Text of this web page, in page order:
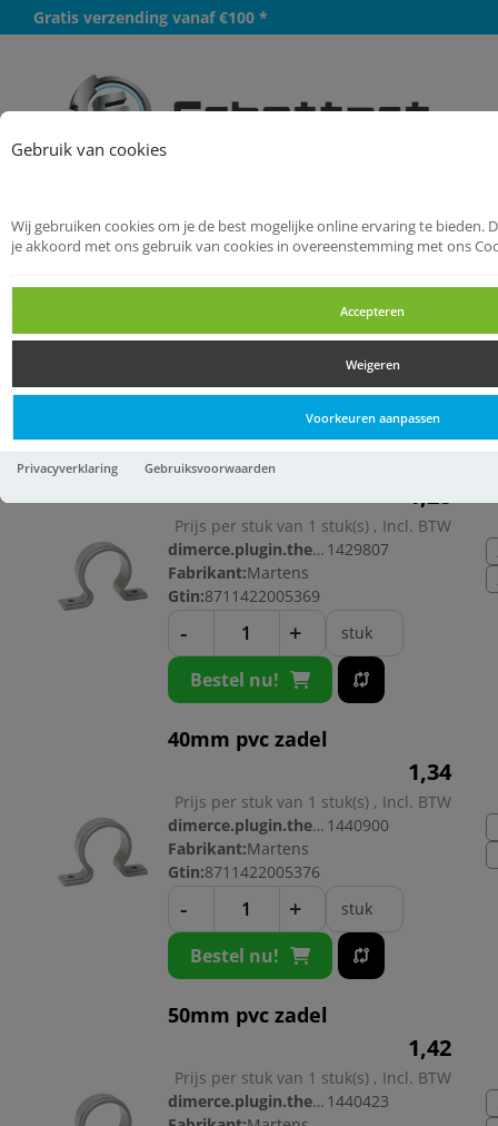
Gebruik van cookies
Wij gebruiken cookies om je de best mogelijke online ervaring te bieden.
je akkoord met ons gebruik van cookies in overeenstemming met ons
Accepteren
Weigeren
Voorkeuren aanpassen
Privacyverklaring Gebruiksvoorwaarden
Gratis verzending vanaf €100 *
Startpagina
Elektra
Zadels
Zadels
32mm pvc zadel
1,28
Prijs per stuk van 1 stuk(s) , Incl. BTW
dimerce.plugin.theme.productnr: 1429807
Fabrikant:Martens
Gtin:8711422005369
- + stuk
Bestel nu!
40mm pvc zadel
1,34
Prijs per stuk van 1 stuk(s) , Incl. BTW
dimerce.plugin.theme.productnr: 1440900
Fabrikant:Martens
Gtin:8711422005376
- + stuk
Bestel nu!
50mm pvc zadel
1,42
Prijs per stuk van 1 stuk(s) , Incl. BTW
dimerce.plugin.theme.productnr: 1440423